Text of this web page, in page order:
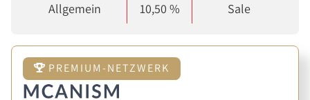
Allgemein
10,50 % Sale
PREMIUM-NETZWERK